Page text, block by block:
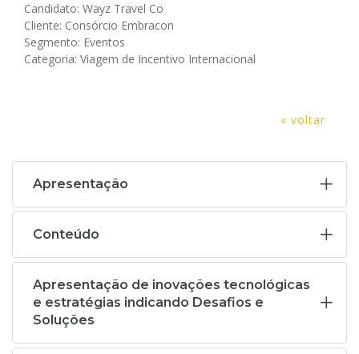
Candidato: Wayz Travel Co
Cliente: Consórcio Embracon
Segmento: Eventos
Categoria: Viagem de Incentivo Internacional
« voltar
Apresentação
Conteúdo
Apresentação de inovações tecnológicas
e estratégias indicando Desafios e
Soluções